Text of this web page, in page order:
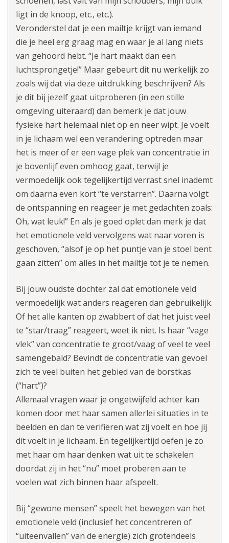
ligt in de knoop, etc., etc.).
Veronderstel dat je een mailtje krijgt van iemand
die je heel erg graag mag en waar je al lang niets
van gehoord hebt. “Je hart maakt dan een
luchtsprongetje!” Maar gebeurt dit nu werkelijk zo
zoals wij dat via deze uitdrukking beschrijven? Als
je dit bij jezelf gaat uitproberen (in een stille
omgeving uiteraard) dan bemerk je dat jouw
fysieke hart helemaal niet op en neer wipt. Je voelt
in je lichaam wel een verandering optreden maar
het is meer of er een vage plek van concentratie in
je bovenlijf even omhoog gaat, terwijl je
vermoedelijk ook tegelijkertijd verrast snel inademt
om daarna even kort “te verstarren”. Daarna volgt
de ontspanning en reageer je met gedachten zoals:
Oh, wat leuk!” En als je goed oplet dan merk je dat
het emotionele veld vervolgens wat naar voren is
geschoven, “alsof je op het puntje van je stoel bent
gaan zitten” om alles in het mailtje tot je te nemen.
Bij jouw oudste dochter zal dat emotionele veld
vermoedelijk wat anders reageren dan gebruikelijk.
Of het alle kanten op zwabbert of dat het juist veel
te “star/traag” reageert, weet ik niet. Is haar “vage
vlek” van concentratie te groot/vaag of veel te veel
samengebald? Bevindt de concentratie van gevoel
zich te veel buiten het gebied van de borstkas
(“hart”)?
Allemaal vragen waar je ongetwijfeld achter kan
komen door met haar samen allerlei situaties in te
beelden en dan te verifiëren wat zij voelt en hoe jij
dit voelt in je lichaam. En tegelijkertijd oefen je zo
met haar om haar denken wat uit te schakelen
doordat zij in het “nu” moet proberen aan te
voelen wat zich binnen haar afspeelt.
Bij “gewone mensen” speelt het bewegen van het
emotionele veld (inclusief het concentreren of
“uiteenvallen” van de energie) zich grotendeels